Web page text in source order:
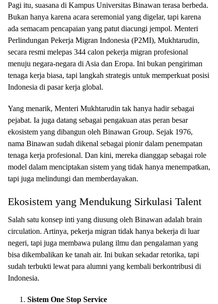
Pagi itu, suasana di Kampus Universitas Binawan terasa berbeda.
Bukan hanya karena acara seremonial yang digelar, tapi karena
ada semacam pencapaian yang patut diacungi jempol. Menteri
Perlindungan Pekerja Migran Indonesia (P2MI), Mukhtarudin,
secara resmi melepas 344 calon pekerja migran profesional
menuju negara-negara di Asia dan Eropa. Ini bukan pengiriman
tenaga kerja biasa, tapi langkah strategis untuk memperkuat posisi
Indonesia di pasar kerja global.
Yang menarik, Menteri Mukhtarudin tak hanya hadir sebagai
pejabat. Ia juga datang sebagai pengakuan atas peran besar
ekosistem yang dibangun oleh Binawan Group. Sejak 1976,
nama Binawan sudah dikenal sebagai pionir dalam penempatan
tenaga kerja profesional. Dan kini, mereka dianggap sebagai role
model dalam menciptakan sistem yang tidak hanya menempatkan,
tapi juga melindungi dan memberdayakan.
Ekosistem yang Mendukung Sirkulasi Talent
Salah satu konsep inti yang diusung oleh Binawan adalah brain
circulation. Artinya, pekerja migran tidak hanya bekerja di luar
negeri, tapi juga membawa pulang ilmu dan pengalaman yang
bisa dikembalikan ke tanah air. Ini bukan sekadar retorika, tapi
sudah terbukti lewat para alumni yang kembali berkontribusi di
Indonesia.
Sistem One Stop Service